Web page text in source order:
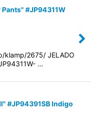
Pants" #JP94311W
klamp/2675/ JELADO
…
#JP94391SB Indigo